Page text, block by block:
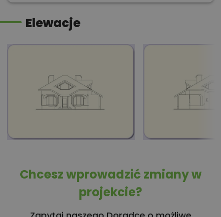
Elewacje
Chcesz wprowadzić zmiany w
projekcie?